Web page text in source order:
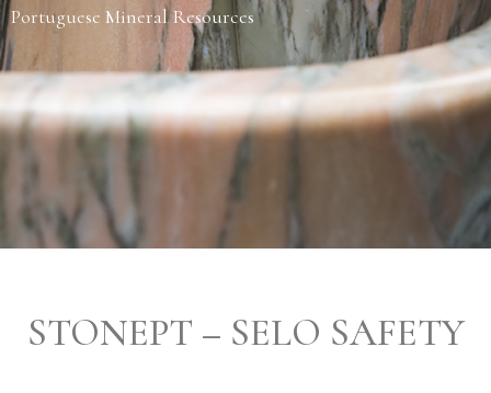
Portuguese Mineral Resources
STONEPT – SELO SAFETY